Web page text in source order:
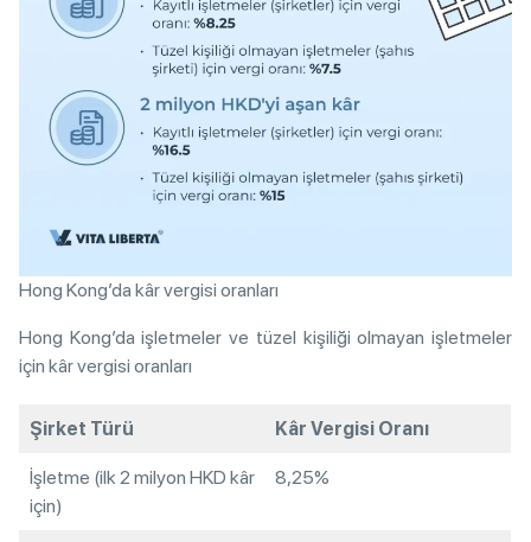
Hong Kong’da kâr vergisi oranları
Hong Kong’da işletmeler ve tüzel kişiliği olmayan işletmeler
için kâr vergisi oranları
Şirket Türü Kâr Vergisi Oranı
İşletme (ilk 2 milyon HKD kâr
için)
8,25%